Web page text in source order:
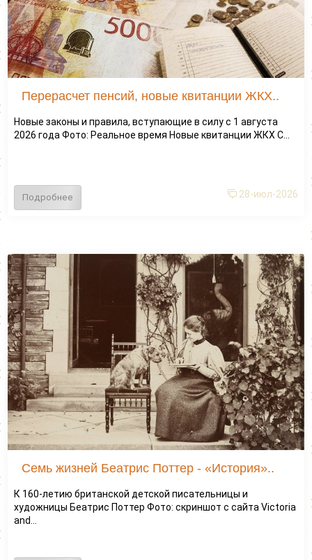
Перерасчет пенсий, новые квитанции ЖКХ..
Новые законы и правила, вступающие в силу с 1 августа
2026 года Фото: Реальное время Новые квитанции ЖКХ С...
Подробнее 28-июл-2026
Семь жизней Беатрис Поттер - «История»..
К 160-летию британской детской писательницы и
художницы Беатрис Поттер Фото: скриншот с сайта Victoria
and...